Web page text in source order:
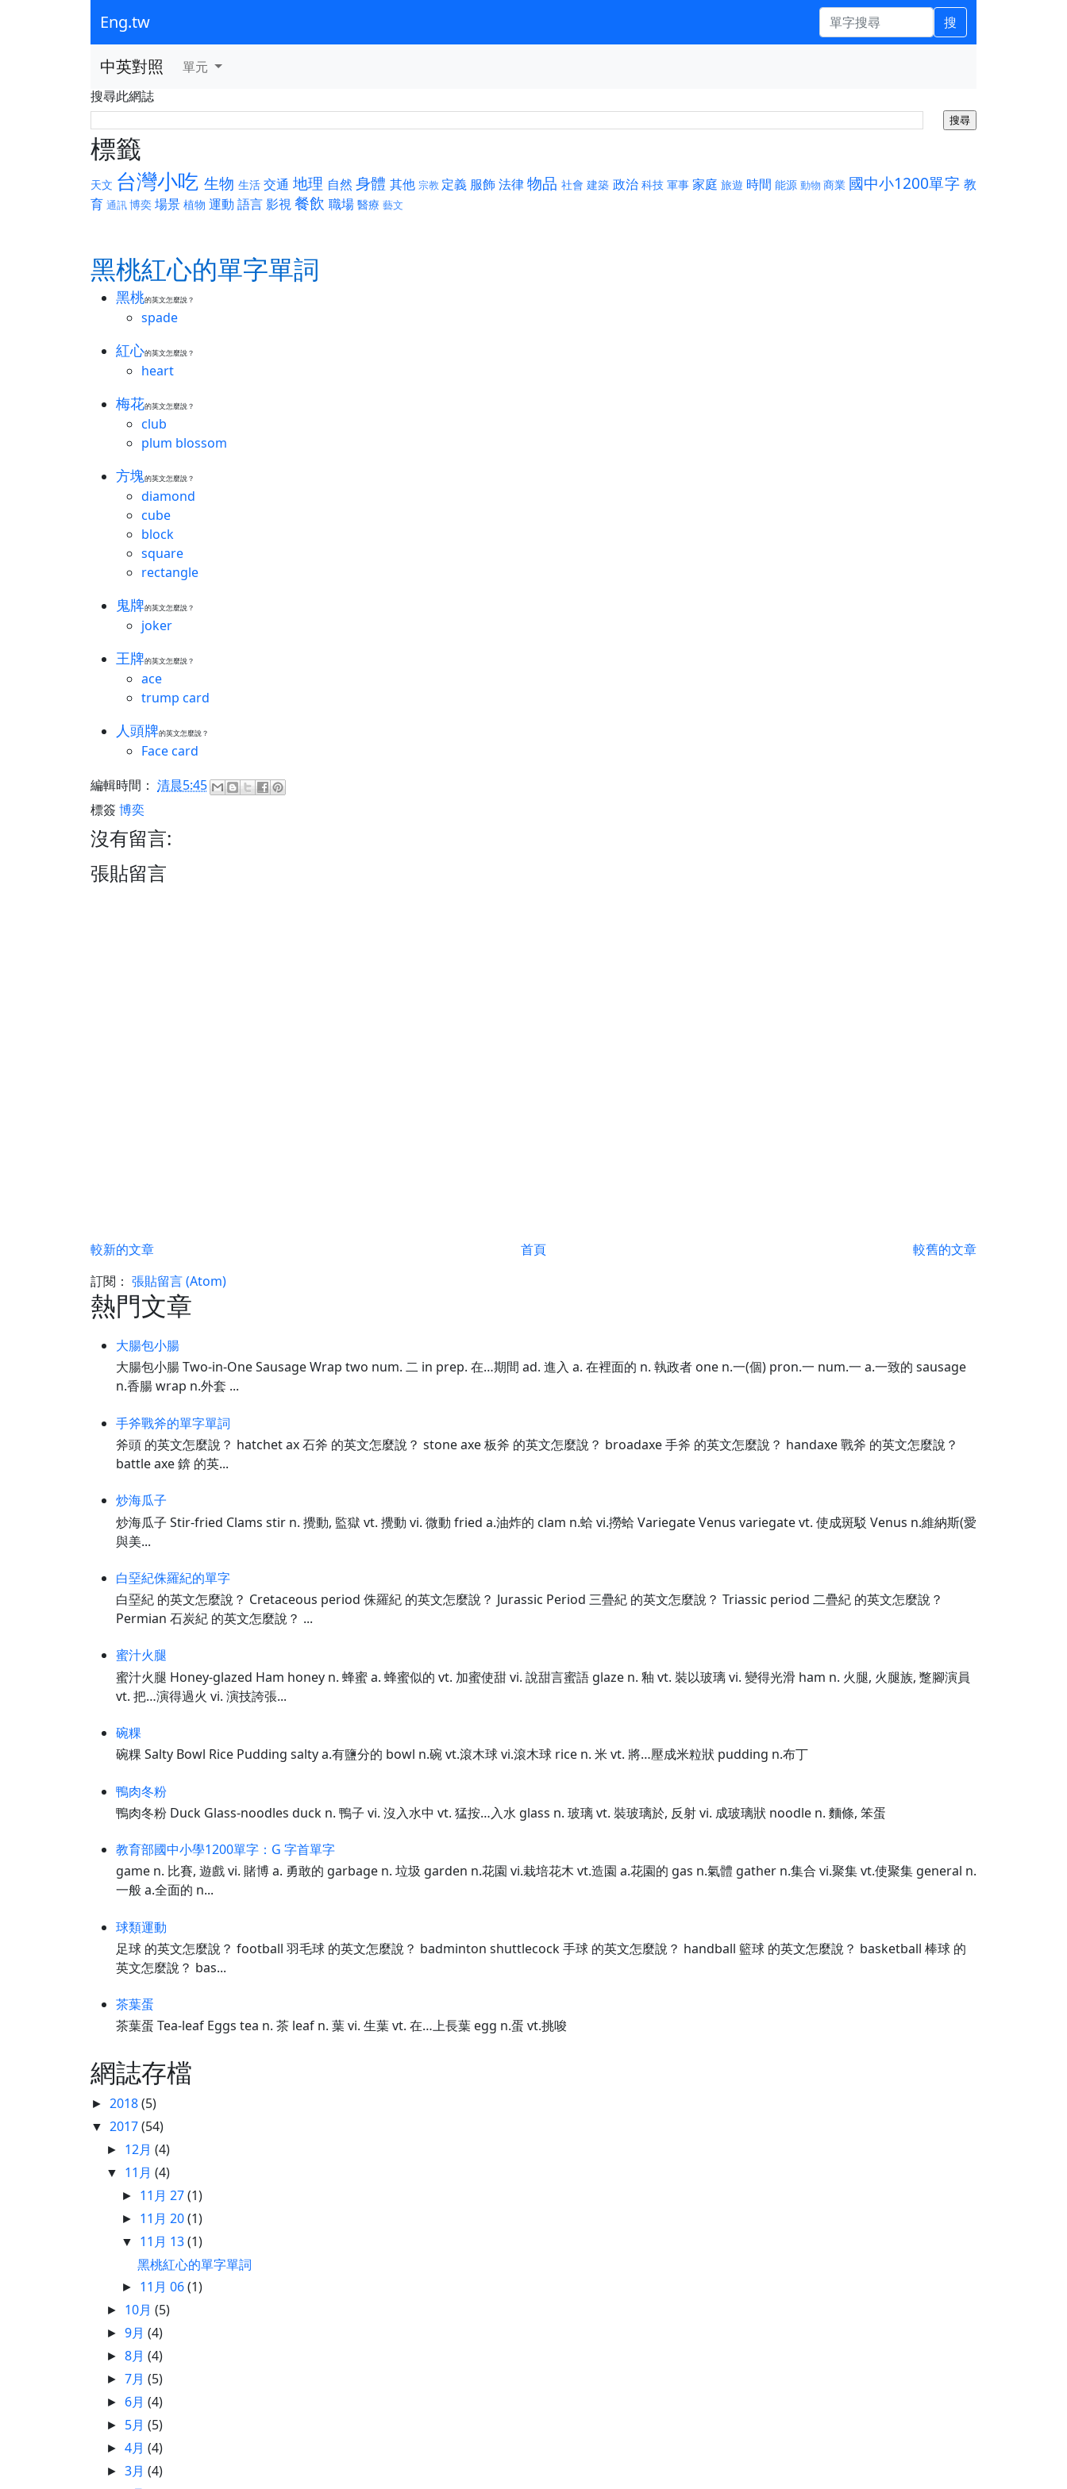
Eng.tw 搜
中英對照
單元
搜尋此網誌
標籤
天文 台灣小吃 生物 生活 交通 地理 自然 身體 其他 宗教 定義 服飾法律物品 社會 建築 政治 科技 軍事 家庭 旅遊 時間 能源 動物 商業 國中小1200單字 教
育 通訊博奕 場景 植物 運動 語言影視餐飲 職場 醫療 藝文
黑桃紅心的單字單詞
黑桃的英文怎麼說？
spade
紅心的英文怎麼說？
heart
梅花的英文怎麼說？
club
plum blossom
方塊的英文怎麼說？
diamond
cube
block
square
rectangle
鬼牌的英文怎麼說？
joker
王牌的英文怎麼說？
ace
trump card
人頭牌的英文怎麼說？
Face card
編輯時間： 清晨5:45
標簽 博奕
沒有留言:
張貼留言
較新的文章 較舊的文章
首頁
訂閱： 張貼留言 (Atom)
熱門文章
大腸包小腸
大腸包小腸 Two-in-One Sausage Wrap two num. 二 in prep. 在…期間 ad. 進入 a. 在裡面的 n. 執政者 one n.一(個) pron.一 num.一 a.一致的 sausage
n.香腸 wrap n.外套 ...
手斧戰斧的單字單詞
斧頭 的英文怎麼說？ hatchet ax 石斧 的英文怎麼說？ stone axe 板斧 的英文怎麼說？ broadaxe 手斧 的英文怎麼說？ handaxe 戰斧 的英文怎麼說？
battle axe 錛 的英...
炒海瓜子
炒海瓜子 Stir-fried Clams stir n. 攪動, 監獄 vt. 攪動 vi. 微動 fried a.油炸的 clam n.蛤 vi.撈蛤 Variegate Venus variegate vt. 使成斑駁 Venus n.維納斯(愛
與美...
白堊紀侏羅紀的單字
白堊紀 的英文怎麼說？ Cretaceous period 侏羅紀 的英文怎麼說？ Jurassic Period 三疊紀 的英文怎麼說？ Triassic period 二疊紀 的英文怎麼說？
Permian 石炭紀 的英文怎麼說？ ...
蜜汁火腿
蜜汁火腿 Honey-glazed Ham honey n. 蜂蜜 a. 蜂蜜似的 vt. 加蜜使甜 vi. 說甜言蜜語 glaze n. 釉 vt. 裝以玻璃 vi. 變得光滑 ham n. 火腿, 火腿族, 蹩腳演員
vt. 把…演得過火 vi. 演技誇張...
碗粿
碗粿 Salty Bowl Rice Pudding salty a.有鹽分的 bowl n.碗 vt.滾木球 vi.滾木球 rice n. 米 vt. 將…壓成米粒狀 pudding n.布丁
鴨肉冬粉
鴨肉冬粉 Duck Glass-noodles duck n. 鴨子 vi. 沒入水中 vt. 猛按…入水 glass n. 玻璃 vt. 裝玻璃於, 反射 vi. 成玻璃狀 noodle n. 麵條, 笨蛋
教育部國中小學1200單字：G 字首單字
game n. 比賽, 遊戲 vi. 賭博 a. 勇敢的 garbage n. 垃圾 garden n.花園 vi.栽培花木 vt.造園 a.花園的 gas n.氣體 gather n.集合 vi.聚集 vt.使聚集 general n.
一般 a.全面的 n...
球類運動
足球 的英文怎麼說？ football 羽毛球 的英文怎麼說？ badminton shuttlecock 手球 的英文怎麼說？ handball 籃球 的英文怎麼說？ basketball 棒球 的
英文怎麼說？ bas...
茶葉蛋
茶葉蛋 Tea-leaf Eggs tea n. 茶 leaf n. 葉 vi. 生葉 vt. 在…上長葉 egg n.蛋 vt.挑唆
網誌存檔
► 2018(5)
▼ 2017(54)
► 12月(4)
▼ 11月(4)
► 11月 27(1)
► 11月 20(1)
▼ 11月 13(1)
黑桃紅心的單字單詞
► 11月 06(1)
► 10月(5)
►9月(4)
►8月(4)
►7月(5)
► 6月(4)
► 5月(5)
►4月(4)
►3月(4)